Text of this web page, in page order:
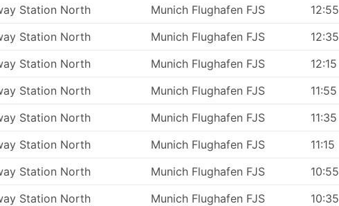
szczytu, zwłaszcza jeśli nie znasz sytuacji na drodze w
który kursuje częściej niż pociągi czy samoloty. Są
drogowej, która czasami może być nieprzewidywalna –
Dotyczy to zwłaszcza podróży w weekendy, w szczycie
tym pamiętać i nie planować ciasnych połączeń.
stawienie się na dworcu autobusowym i wskoczenie
Station North Munich Flughafen FJS 12:55
Station North Munich Flughafen FJS 12:35
Station North Munich Flughafen FJS 12:15
Station North Munich Flughafen FJS 11:55
Station North Munich Flughafen FJS 11:35
Station North Munich Flughafen FJS 11:15
Station North Munich Flughafen FJS 10:55
Station North Munich Flughafen FJS 10:35